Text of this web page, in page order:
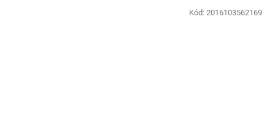
Kód: 2016103562169